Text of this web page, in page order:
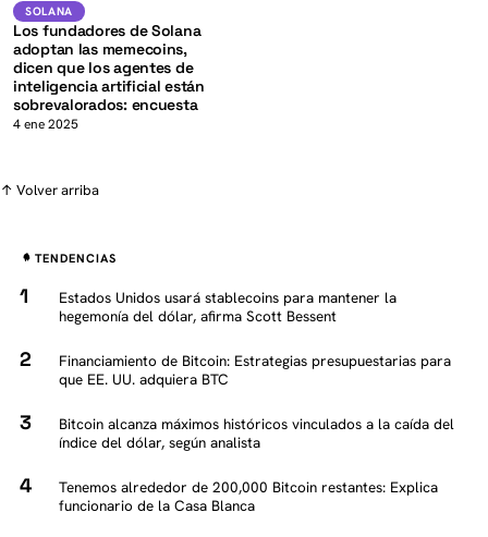
SOLANA
SOLANA
Los fundadores de Solana
adoptan las memecoins,
dicen que los agentes de
inteligencia artificial están
sobrevalorados: encuesta
4 ene 2025
↑ Volver arriba
TENDENCIAS
Estados Unidos usará stablecoins para mantener la
hegemonía del dólar, afirma Scott Bessent
Financiamiento de Bitcoin: Estrategias presupuestarias para
que EE. UU. adquiera BTC
Bitcoin alcanza máximos históricos vinculados a la caída del
índice del dólar, según analista
Tenemos alrededor de 200,000 Bitcoin restantes: Explica
funcionario de la Casa Blanca